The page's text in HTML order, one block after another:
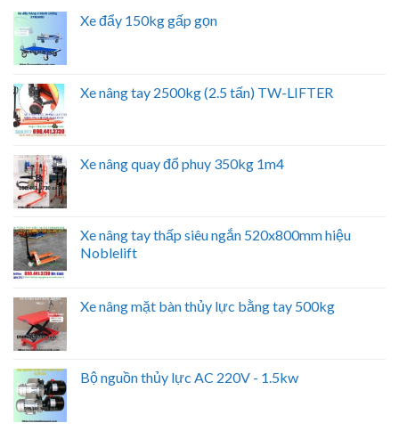
Xe đẩy 150kg gấp gọn
Xe nâng tay 2500kg (2.5 tấn) TW-LIFTER
Xe nâng quay đổ phuy 350kg 1m4
Xe nâng tay thấp siêu ngắn 520x800mm hiệu
Noblelift
Xe nâng mặt bàn thủy lực bằng tay 500kg
Bộ nguồn thủy lực AC 220V - 1.5kw